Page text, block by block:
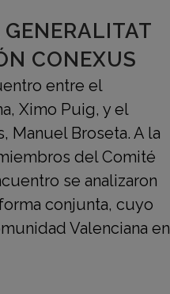
CONEXUS
entre el
Ximo Puig, y el
Manuel Broseta. A la
del Comité
se analizaron
conjunta, cuyo
Valenciana en